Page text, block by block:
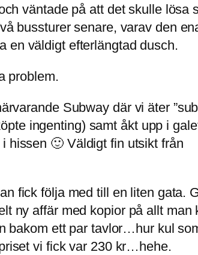
väntade på att det skulle lösa
bussturer senare, varav den
en väldigt efterlängtad dusch.
problem.
Subway där vi äter
ingenting) samt åkt upp i
hissen 🙂 Väldigt fin utsikt från
fick följa med till en liten gata.
ny affär med kopior på allt man
bakom ett par tavlor…hur kul
vi fick var 230 kr…hehe.